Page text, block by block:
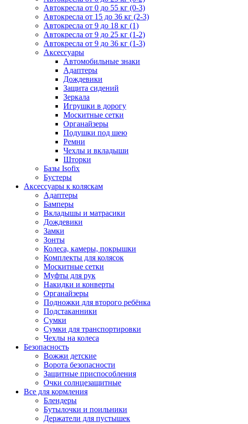
Автокресла от 0 до 55 кг (0-3)
Автокресла от 15 до 36 кг (2-3)
Автокресла от 9 до 18 кг (1)
Автокресла от 9 до 25 кг (1-2)
Автокресла от 9 до 36 кг (1-3)
Аксессуары
Автомобильные знаки
Адаптеры
Дождевики
Защита сидений
Зеркала
Игрушки в дорогу
Москитные сетки
Органайзеры
Подушки под шею
Ремни
Чехлы и вкладыши
Шторки
Базы Isofix
Бустеры
Аксессуары к коляскам
Адаптеры
Бамперы
Вкладышы и матрасики
Дождевики
Замки
Зонты
Колеса, камеры, покрышки
Комплекты для колясок
Москитные сетки
Муфты для рук
Накидки и конверты
Органайзеры
Подножки для второго ребёнка
Подстаканники
Сумки
Сумки для транспортировки
Чехлы на колеса
Безопасность
Вожжи детские
Ворота безопасности
Защитные приспособления
Очки солнцезащитные
Все для кормления
Блендеры
Бутылочки и поильники
Держатели для пустышек